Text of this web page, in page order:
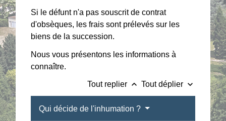
Si le défunt n'a pas souscrit de contrat
d'obsèques, les frais sont prélevés sur les
biens de la succession.
Nous vous présentons les informations à
connaître.
Tout replier keyboard_arrow_up Tout déplier keyboard_arrow_down
Qui décide de l'inhumation ?